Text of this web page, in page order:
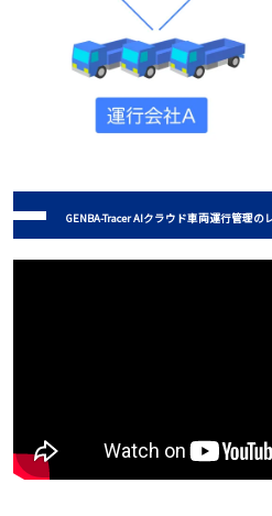
GENBA-Tracer AIクラウド車両運行管理の